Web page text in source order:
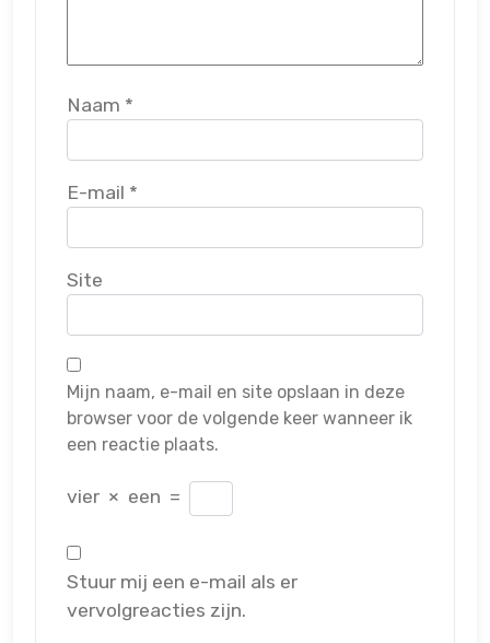
Naam *
E-mail *
Site
Mijn naam, e-mail en site opslaan in deze
browser voor de volgende keer wanneer ik
een reactie plaats.
vier × een =
Stuur mij een e-mail als er
vervolgreacties zijn.